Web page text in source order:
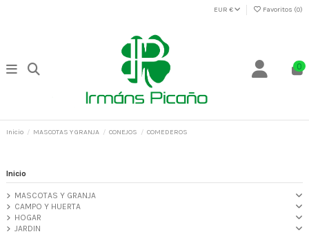
EUR € Favoritos (0)
0
Inicio MASCOTAS Y GRANJA CONEJOS COMEDEROS
Inicio
MASCOTAS Y GRANJA
CAMPO Y HUERTA
HOGAR
JARDIN